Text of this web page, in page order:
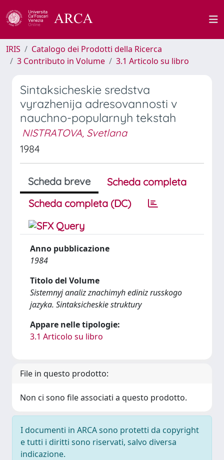
IRIS
Catalogo dei Prodotti della Ricerca
3 Contributo in Volume
3.1 Articolo su libro
Sintaksicheskie sredstva
vyrazhenija adresovannosti v
nauchno-popularnyh tekstah
NISTRATOVA, Svetlana
1984
Scheda breve
Scheda completa
Scheda completa (DC)
Anno pubblicazione
1984
Titolo del Volume
Sistemnyj analiz znachimyh ediniz russkogo
jazyka. Sintaksicheskie struktury
Appare nelle tipologie:
3.1 Articolo su libro
File in questo prodotto:
Non ci sono file associati a questo prodotto.
I documenti in ARCA sono protetti da copyright
e tutti i diritti sono riservati, salvo diversa
indicazione.